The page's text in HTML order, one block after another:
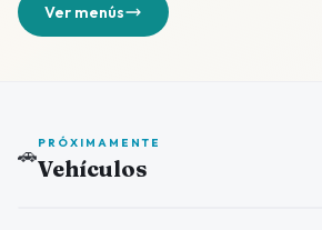
Ver menús
🚗PRÓXIMAMENTE
Vehículos